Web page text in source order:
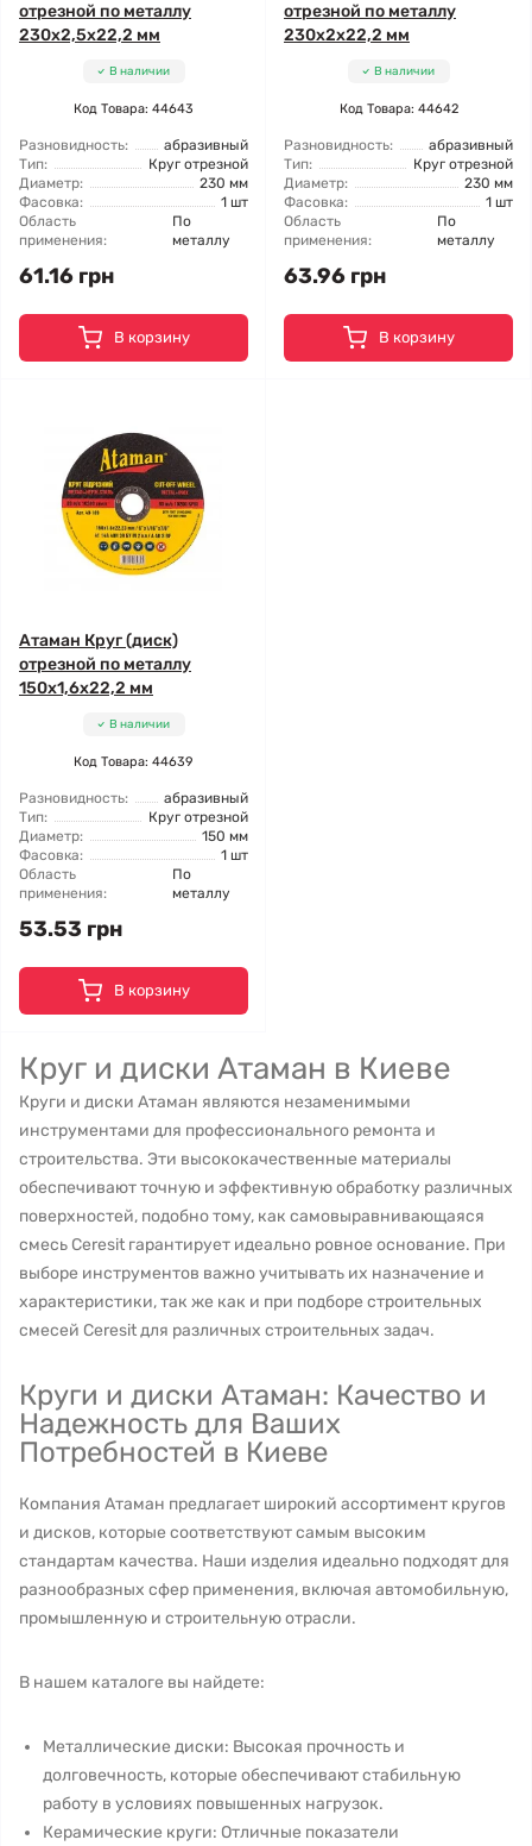
отрезной по металлу
230x2,5x22,2 мм
В наличии
Код Товара: 44643
Разновидность:
абразивный
Тип:
Круг отрезной
Диаметр:
230 мм
Фасовка:
1 шт
Область
применения:
По
металлу
61.16 грн
В корзину
отрезной по металлу
230x2x22,2 мм
В наличии
Код Товара: 44642
Разновидность:
абразивный
Тип:
Круг отрезной
Диаметр:
230 мм
Фасовка:
1 шт
Область
применения:
По
металлу
63.96 грн
В корзину
Атаман Круг (диск)
отрезной по металлу
150x1,6x22,2 мм
В наличии
Код Товара: 44639
Разновидность:
абразивный
Тип:
Круг отрезной
Диаметр:
150 мм
Фасовка:
1 шт
Область
применения:
По
металлу
53.53 грн
В корзину
Круг и диски Атаман в Киеве
Круги и диски Атаман являются незаменимыми
инструментами для профессионального ремонта и
строительства. Эти высококачественные материалы
обеспечивают точную и эффективную обработку различных
поверхностей, подобно тому, как самовыравнивающаяся
смесь Ceresit гарантирует идеально ровное основание. При
выборе инструментов важно учитывать их назначение и
характеристики, так же как и при подборе строительных
смесей Ceresit для различных строительных задач.
Круги и диски Атаман: Качество и
Надежность для Ваших
Потребностей в Киеве
Компания Атаман предлагает широкий ассортимент кругов
и дисков, которые соответствуют самым высоким
стандартам качества. Наши изделия идеально подходят для
разнообразных сфер применения, включая автомобильную,
промышленную и строительную отрасли.
В нашем каталоге вы найдете:
Металлические диски: Высокая прочность и
долговечность, которые обеспечивают стабильную
работу в условиях повышенных нагрузок.
Керамические круги: Отличные показатели